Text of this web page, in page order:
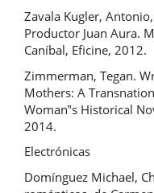
Zavala Kugler,
Productor Juan Aura.
Caníbal, Eficine, 2012.
Zimmerman, Tegan.
Mothers: A
Woman‟s Historical
2014.
Electrónicas
Domínguez Michael,